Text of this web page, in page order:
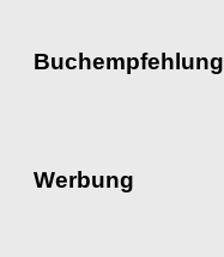
Buchempfehlung
Werbung